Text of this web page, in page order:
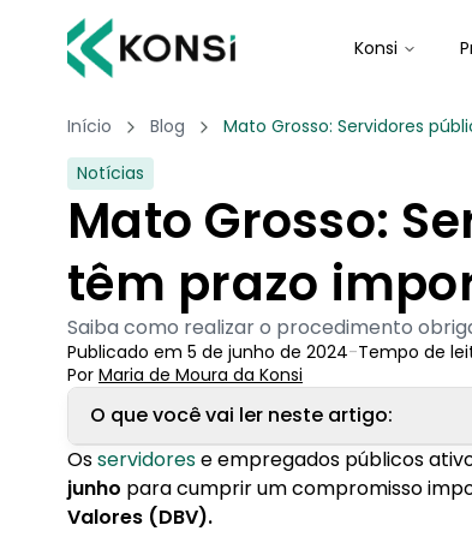
Konsi
Início Blog
Mato Grosso: Servidores
Notícias
Mato Grosso:
têm prazo
Saiba como realizar o procedimento
Publicado em 5 de junho de 2024-Tempo de
Por Maria de Moura da Konsi
O que você vai ler neste artigo:
1. Como enviar a declaração?
2. Conheça a Konsi
Osservidorese empregados públicos
junho para cumprir um compromisso
Valores (DBV).